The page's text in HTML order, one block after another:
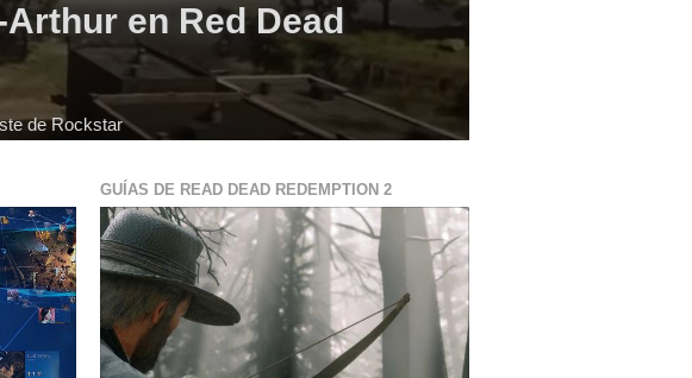
en Red Dead
de Rockstar
GUÍAS DE READ DEAD REDEMPTION 2